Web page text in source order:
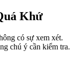
Khứ
có sự xem xét.
chú ý cần kiểm tra.